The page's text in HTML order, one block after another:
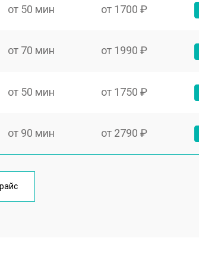
от 50 мин от 1700 ₽
от 70 мин от 1990 ₽
от 50 мин от 1750 ₽
от 90 мин от 2790 ₽
от 50 мин